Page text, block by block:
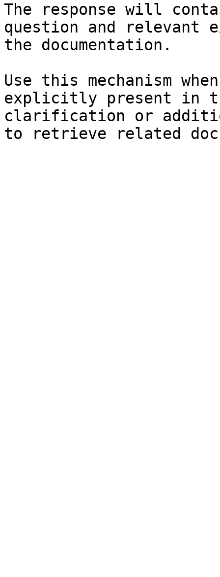
The response will
question and relevant
the documentation.
Use this mechanism
explicitly present in
clarification or